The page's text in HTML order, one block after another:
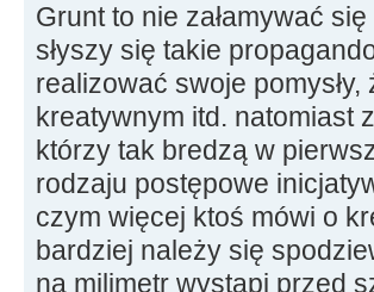
Grunt to nie załamywać
słyszy się takie
realizować swoje
kreatywnym itd. natomiast
którzy tak bredzą w
rodzaju postępowe
czym więcej ktoś mówi o
bardziej należy się
na milimetr wystąpi przed